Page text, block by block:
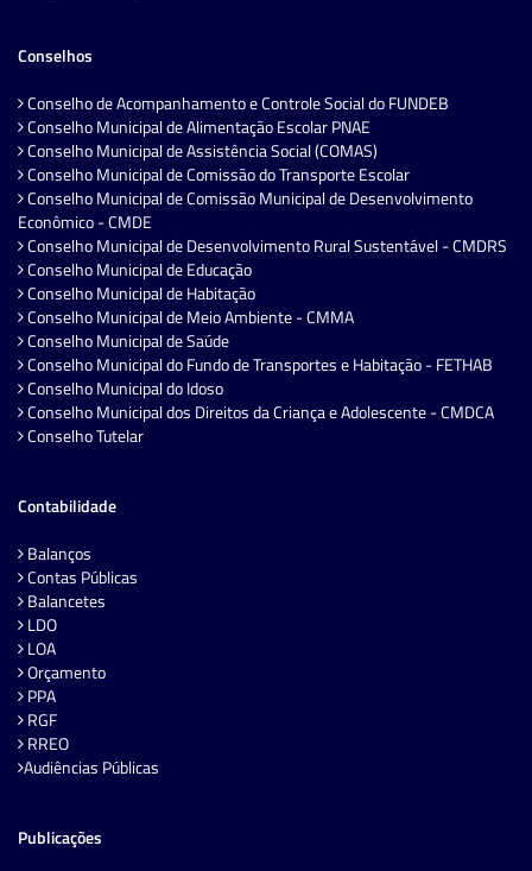
Conselhos
Conselho de Acompanhamento e Controle Social do FUNDEB
Conselho Municipal de Alimentação Escolar PNAE
Conselho Municipal de Assistência Social (COMAS)
Conselho Municipal de Comissão do Transporte Escolar
Conselho Municipal de Comissão Municipal de Desenvolvimento
Econômico - CMDE
Conselho Municipal de Desenvolvimento Rural Sustentável - CMDRS
Conselho Municipal de Educação
Conselho Municipal de Habitação
Conselho Municipal de Meio Ambiente - CMMA
Conselho Municipal de Saúde
Conselho Municipal do Fundo de Transportes e Habitação - FETHAB
Conselho Municipal do Idoso
Conselho Municipal dos Direitos da Criança e Adolescente - CMDCA
Conselho Tutelar
Contabilidade
Balanços
Contas Públicas
Balancetes
LDO
LOA
Orçamento
PPA
RGF
RREO
Audiências Públicas
Publicações